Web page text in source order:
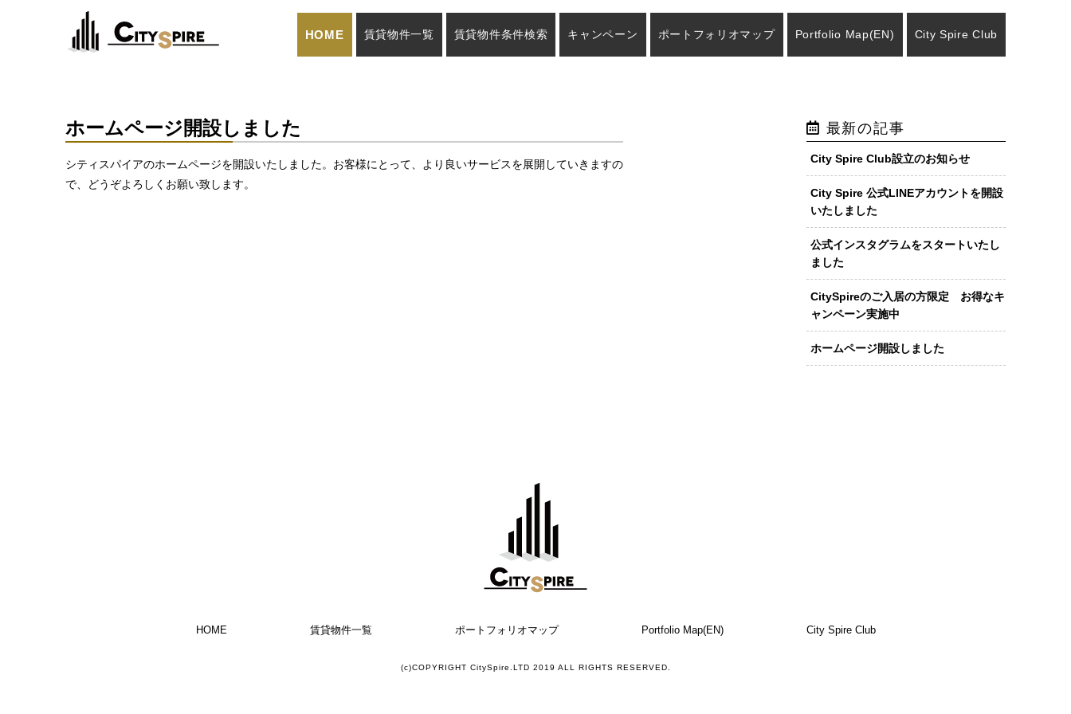
HOME 賃貸物件一覧 賃貸物件条件検索 キャンペーン ポートフォリオマップ Portfolio Map(EN) City Spire Club
ホームページ開設しました
シティスパイアのホームページを開設いたしました。お客様にとって、より良いサービスを展開していきますの
で、どうぞよろしくお願い致します。
最新の記事
City Spire Club設立のお知らせ
City Spire 公式LINEアカウントを開設
いたしました
公式インスタグラムをスタートいたし
ました
CitySpireのご入居の方限定 お得なキ
ャンペーン実施中
ホームページ開設しました
HOME 賃貸物件一覧 ポートフォリオマップ Portfolio Map(EN) City Spire Club
(c)COPYRIGHT CitySpire.LTD 2019 ALL RIGHTS RESERVED.